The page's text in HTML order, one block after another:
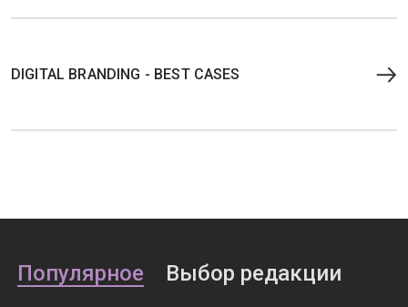
DIGITAL BRANDING - BEST CASES
Популярное Выбор редакции